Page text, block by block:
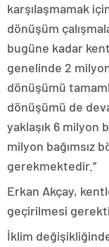
karşılaşmamak
dönüşüm
bugüne kadar
genelinde 2
dönüşümü
dönüşümü de
yaklaşık 6 milyon
milyon bağımsız
gerekmektedir.”
Erkan Akçay,
geçirilmesi
İklim